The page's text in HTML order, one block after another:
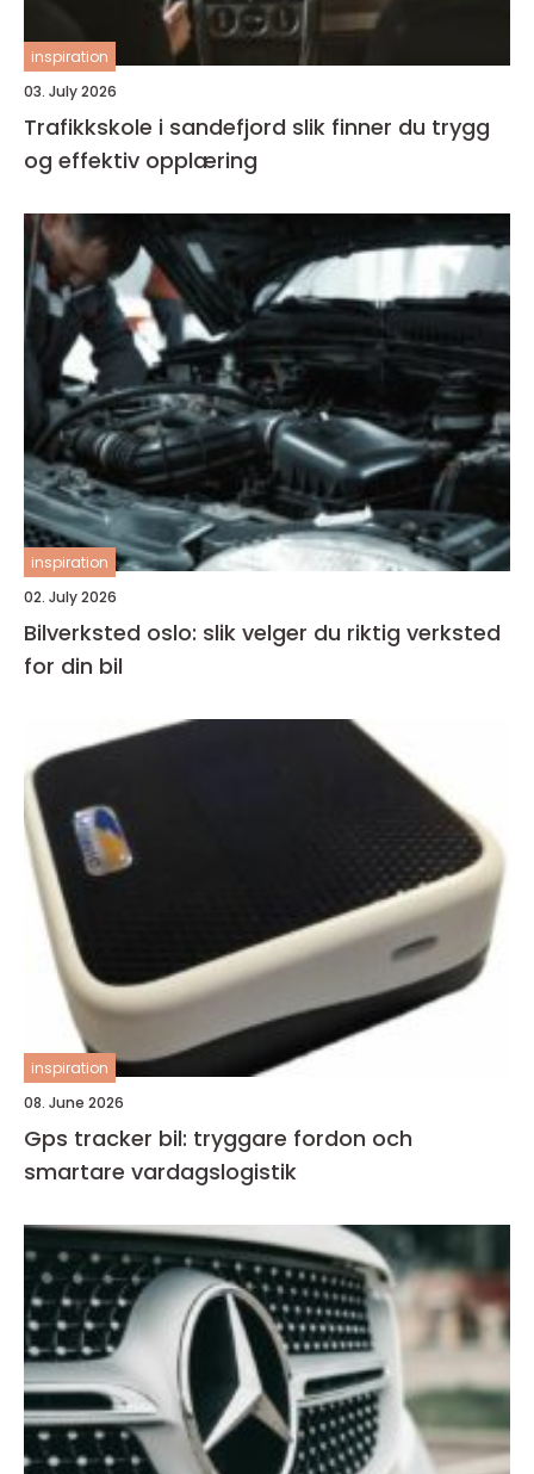
inspiration
03. July 2026
Trafikkskole i sandefjord slik finner du trygg
og effektiv opplæring
inspiration
02. July 2026
Bilverksted oslo: slik velger du riktig verksted
for din bil
inspiration
08. June 2026
Gps tracker bil: tryggare fordon och
smartare vardagslogistik